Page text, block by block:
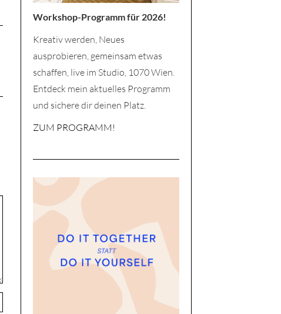
Workshop-Programm für 2026!
Kreativ werden, Neues
ausprobieren, gemeinsam etwas
schaffen, live im Studio, 1070 Wien.
Entdeck mein aktuelles Programm
und sichere dir deinen Platz.
ZUM PROGRAMM!